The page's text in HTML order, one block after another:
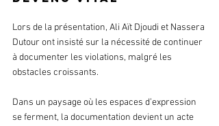
Lors de la présentation, Ali Aït Djoudi et Nassera
Dutour ont insisté sur la nécessité de continuer
à documenter les violations, malgré les
obstacles croissants.
Dans un paysage où les espaces d’expression
se ferment, la documentation devient un acte